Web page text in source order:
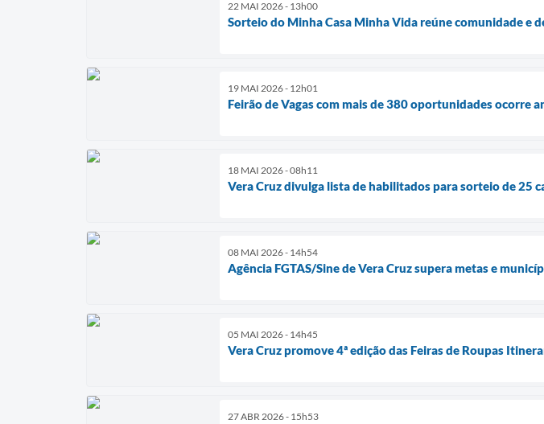
22 MAI 2026 - 13h00
Sorteio do Minha Casa Minha Vida reúne comunidade e
19 MAI 2026 - 12h01
Feirão de Vagas com mais de 380 oportunidades ocorre
18 MAI 2026 - 08h11
Vera Cruz divulga lista de habilitados para sorteio de 25
08 MAI 2026 - 14h54
Agência FGTAS/Sine de Vera Cruz supera metas e
05 MAI 2026 - 14h45
Vera Cruz promove 4ª edição das Feiras de Roupas
27 ABR 2026 - 15h53